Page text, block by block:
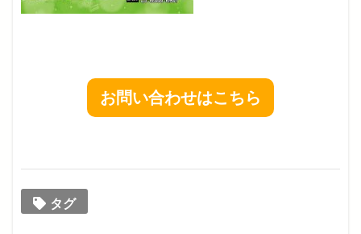
お問い合わせはこちら
タグ